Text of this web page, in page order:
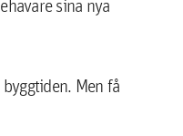
sina nya
Men få